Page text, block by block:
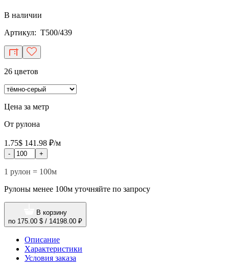
В наличии
Артикул: T500/439
26 цветов
Цена за метр
От рулона
1.75$ 141.98 ₽/м
- +
1 рулон = 100м
Рулоны менее 100м уточняйте по запросу
В корзину
по 175.00 $ / 14198.00 ₽
Описание
Характеристики
Условия заказа